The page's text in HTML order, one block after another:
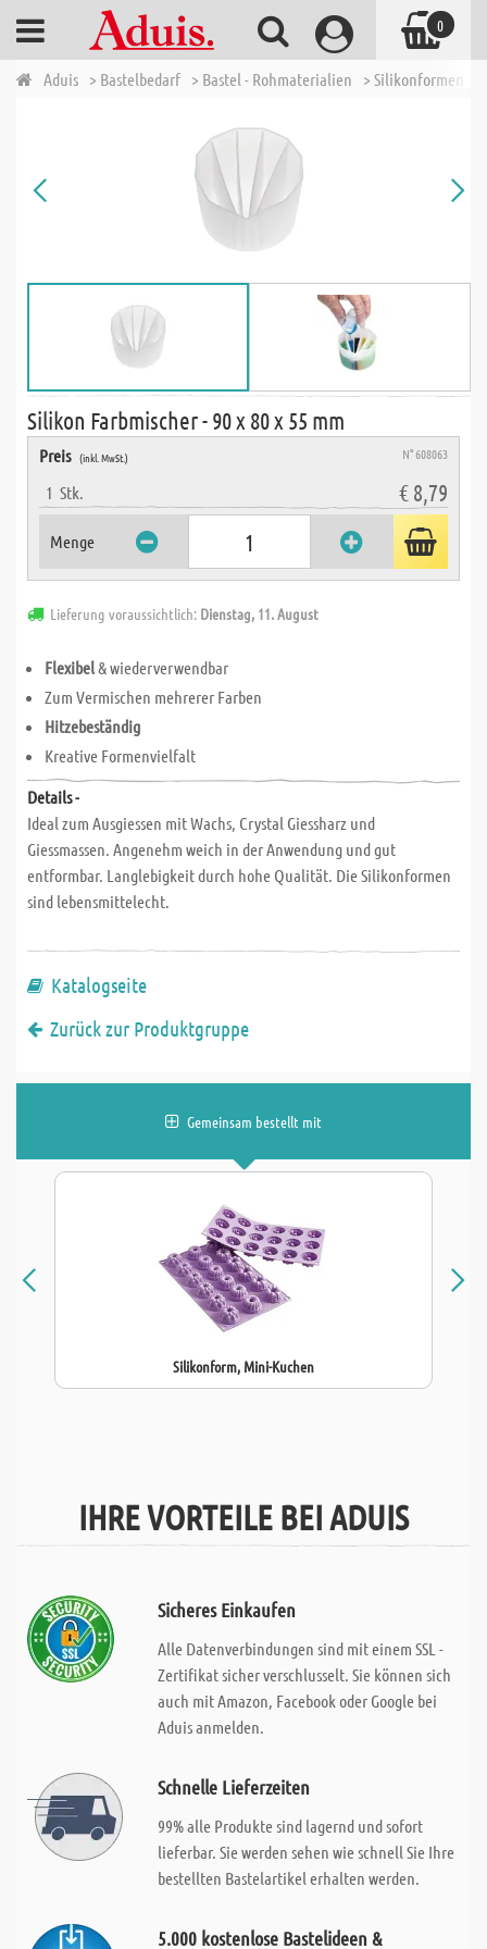
Aduis > Bastelbedarf > Bastel - Rohmaterialien > Silikonformen
Silikon Farbmischer - 90 x 80 x 55 mm
Preis (inkl. MwSt.) N° 608063
1 Stk. € 8,79
Menge
Lieferung voraussichtlich: Dienstag, 11. August
Flexibel& wiederverwendbar
Zum Vermischen mehrerer Farben
Hitzebeständig
Kreative Formenvielfalt
Details -
Ideal zum Ausgiessen mit Wachs, Crystal Giessharz und
Giessmassen. Angenehm weich in der Anwendung und gut
entformbar. Langlebigkeit durch hohe Qualität. Die Silikonformen
sind lebensmittelecht.
Katalogseite
Zurück zur Produktgruppe
Gemeinsam bestellt mit
Silikonform, Mini-Kuchen
IHRE VORTEILE BEI ADUIS
Sicheres Einkaufen
Alle Datenverbindungen sind mit einem SSL -
Zertifikat sicher verschlusselt. Sie können sich
auch mit Amazon, Facebook oder Google bei
Aduis anmelden.
Schnelle Lieferzeiten
99% alle Produkte sind lagernd und sofort
lieferbar. Sie werden sehen wie schnell Sie Ihre
bestellten Bastelartikel erhalten werden.
5.000 kostenlose Bastelideen &
0